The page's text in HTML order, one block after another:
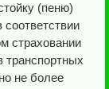
(пеню)
соответствии
страховании
транспортных
не более